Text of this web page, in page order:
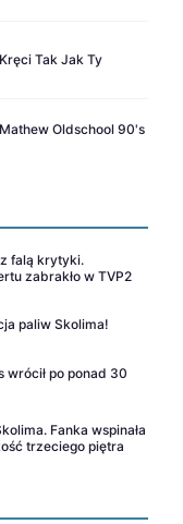
Tak Jak Ty
Oldschool 90's
falą krytyki.
zabrakło w TVP2
paliw Skolima!
wrócił po ponad 30
Fanka wspinała
trzeciego piętra